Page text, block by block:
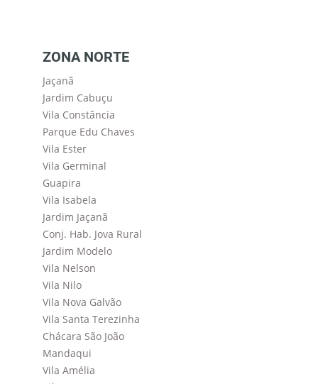
ZONA NORTE
Jaçanã
Jardim Cabuçu
Vila Constância
Parque Edu Chaves
Vila Ester
Vila Germinal
Guapira
Vila Isabela
Jardim Jaçanã
Conj. Hab. Jova Rural
Jardim Modelo
Vila Nelson
Vila Nilo
Vila Nova Galvão
Vila Santa Terezinha
Chácara São João
Mandaqui
Vila Amélia